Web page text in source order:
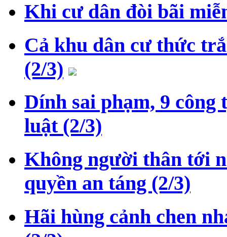
Khi cư dân đòi bãi
Cả khu dân cư thức
(2/3)
Dính sai phạm, 9
luật (2/3)
Không người thân tới
quyền an táng (2/3)
Hãi hùng cảnh chen